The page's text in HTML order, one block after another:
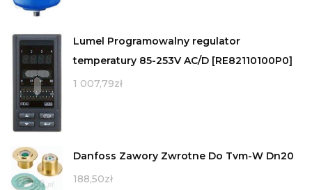
Lumel Programowalny regulator
temperatury 85-253V AC/D [RE82110100P0]
1 007,79zł
Danfoss Zawory Zwrotne Do Tvm-W Dn20
188,50zł